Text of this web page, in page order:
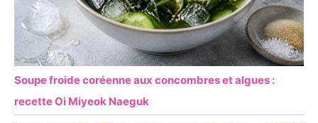
Soupe froide coréenne aux concombres et algues :
recette Oi Miyeok Naeguk